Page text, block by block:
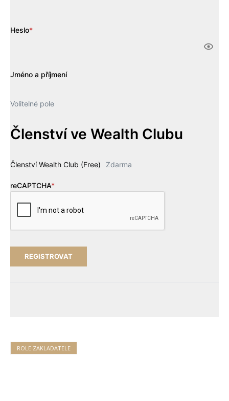
Heslo*
Jméno a příjmení
Volitelné pole
Členství ve Wealth Clubu
Členství Wealth Club (Free) Zdarma
reCAPTCHA*
ROLE ZAKLADATELE